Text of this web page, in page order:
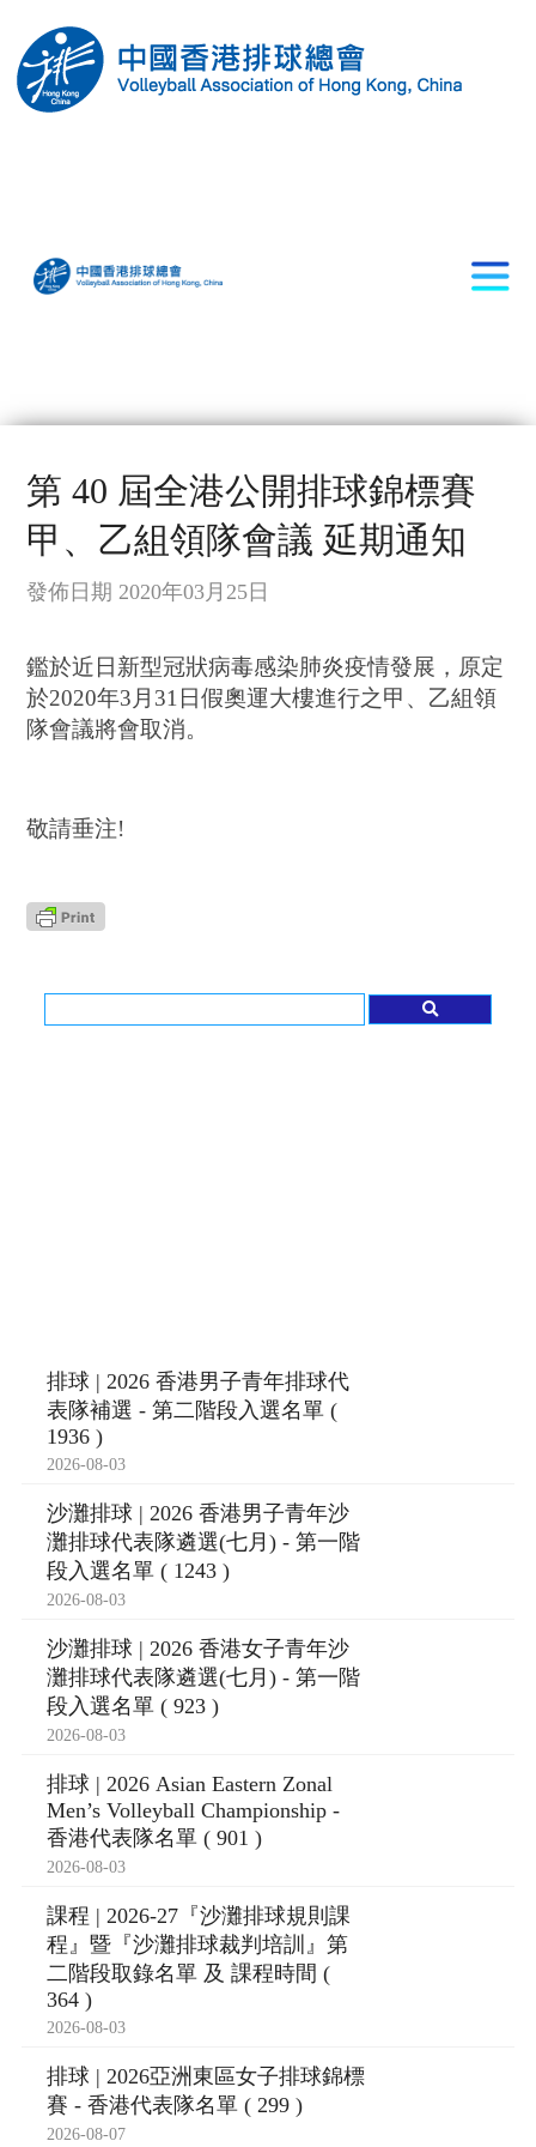
第 40 屆全港公開排球錦標賽
甲、乙組領隊會議 延期通知
發佈日期 2020年03月25日
鑑於近日新型冠狀病毒感染肺炎疫情發展，原定
於2020年3月31日假奧運大樓進行之甲、乙組領
隊會議將會取消。
敬請垂注!
排球 | 2026 香港男子青年排球代
表隊補選 - 第二階段入選名單 (
1936 )
2026-08-03
沙灘排球 | 2026 香港男子青年沙
灘排球代表隊遴選(七月) - 第一階
段入選名單 ( 1243 )
2026-08-03
沙灘排球 | 2026 香港女子青年沙
灘排球代表隊遴選(七月) - 第一階
段入選名單 ( 923 )
2026-08-03
排球 | 2026 Asian Eastern Zonal
Men’s Volleyball Championship -
香港代表隊名單 ( 901 )
2026-08-03
課程 | 2026-27『沙灘排球規則課
程』暨『沙灘排球裁判培訓』第
二階段取錄名單 及 課程時間 (
364 )
2026-08-03
排球 | 2026亞洲東區女子排球錦標
賽 - 香港代表隊名單 ( 299 )
2026-08-07